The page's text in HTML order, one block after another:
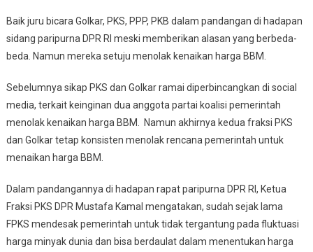
Harga
BBM
Baik juru bicara Golkar, PKS, PPP, PKB dalam pandangan di hadapan
sidang paripurna DPR RI meski memberikan alasan yang berbeda-
beda. Namun mereka setuju menolak kenaikan harga BBM.
Sebelumnya sikap PKS dan Golkar ramai diperbincangkan di social
media, terkait keinginan dua anggota partai koalisi pemerintah
menolak kenaikan harga BBM. Namun akhirnya kedua fraksi PKS
dan Golkar tetap konsisten menolak rencana pemerintah untuk
menaikan harga BBM.
Dalam pandangannya di hadapan rapat paripurna DPR RI, Ketua
Fraksi PKS DPR Mustafa Kamal mengatakan, sudah sejak lama
FPKS mendesak pemerintah untuk tidak tergantung pada fluktuasi
harga minyak dunia dan bisa berdaulat dalam menentukan harga